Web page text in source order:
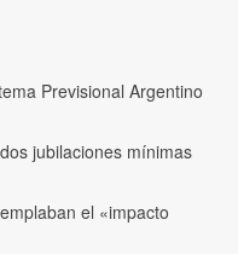
Previsional Argentino
jubilaciones mínimas
el «impacto